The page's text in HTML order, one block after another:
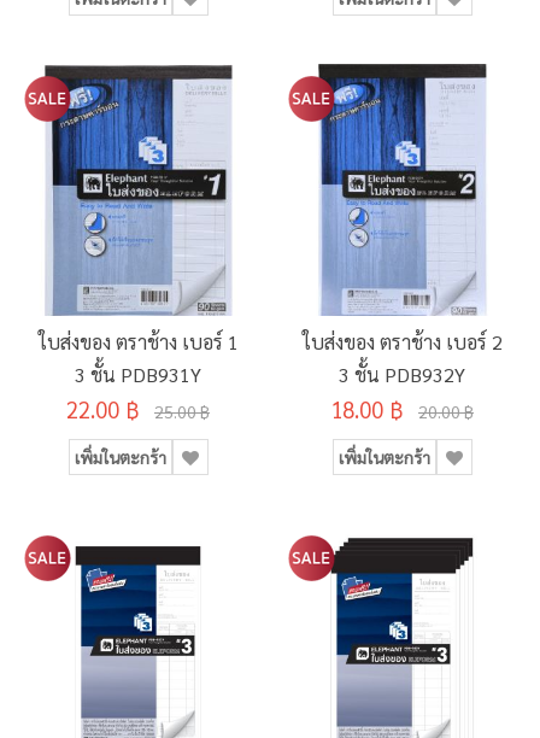
ใบส่งของ ตราช้าง เบอร์ 1
3 ชั้น PDB931Y
22.00 ฿ 25.00 ฿
เพิ่มในตะกร้า
ใบส่งของ ตราช้าง เบอร์ 2
3 ชั้น PDB932Y
18.00 ฿ 20.00 ฿
เพิ่มในตะกร้า